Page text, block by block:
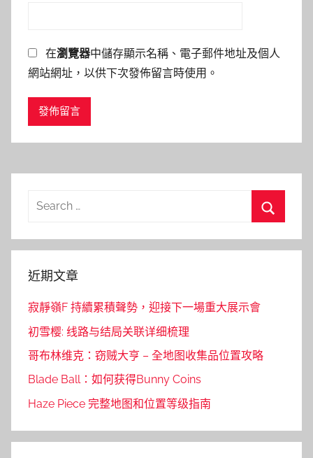
在瀏覽器中儲存顯示名稱、電子郵件地址及個人
網站網址，以供下次發佈留言時使用。
Search
近期文章
寂靜嶺F 持續累積聲勢，迎接下一場重大展示會
初雪樱: 线路与结局关联详细梳理
哥布林维克：窃贼大亨 – 全地图收集品位置攻略
Blade Ball：如何获得Bunny Coins
Haze Piece 完整地图和位置等级指南